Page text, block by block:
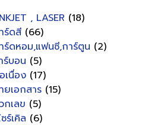
, LASER (18)
ร์ดสี (66)
ร์ดหอม,แฟนซี,การ์ตูน (2)
ร์บอน (5)
เนื่อง (17)
ยเอกสาร (15)
กเลข (5)
ร์เคิล (6)